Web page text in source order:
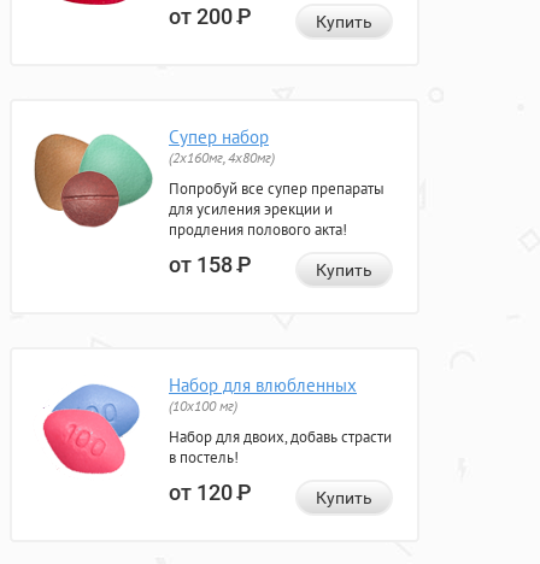
от 200Р Купить
Супер набор
(2х160мг, 4х80мг)
Попробуй все супер препараты
для усиления эрекции и
продления полового акта!
от 158Р Купить
Набор для влюбленных
(10х100 мг)
Набор для двоих, добавь страсти
в постель!
от 120Р Купить